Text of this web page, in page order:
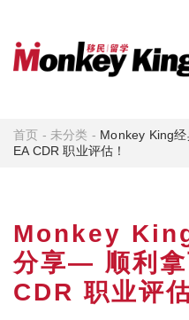
首页 - 未分类 - Monkey King
EA CDR 职业评估！
Monkey
分享— 顺利
CDR 职业评估